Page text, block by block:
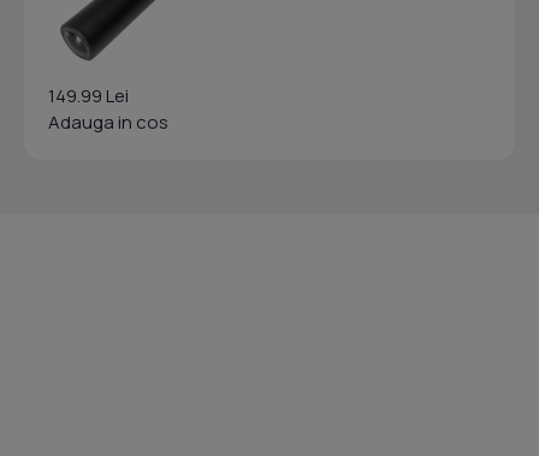
149.99 Lei
Adauga in cos